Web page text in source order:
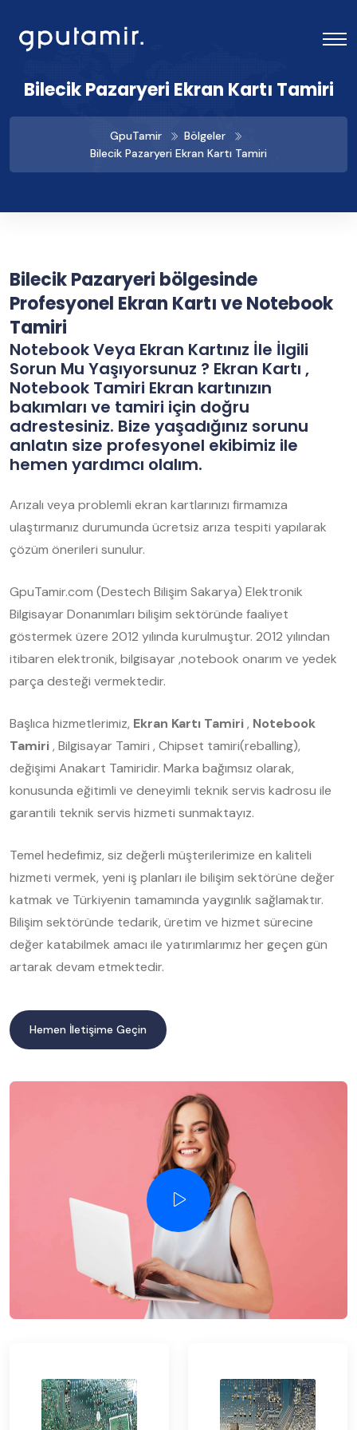
Bilecik Pazaryeri Ekran Kartı Tamiri
GpuTamir
Bölgeler
Bilecik Pazaryeri Ekran Kartı Tamiri
Bilecik Pazaryeri bölgesinde
Profesyonel Ekran Kartı ve Notebook
Tamiri
Notebook Veya Ekran Kartınız İle İlgili
Sorun Mu Yaşıyorsunuz ? Ekran Kartı ,
Notebook Tamiri Ekran kartınızın
bakımları ve tamiri için doğru
adrestesiniz. Bize yaşadığınız sorunu
anlatın size profesyonel ekibimiz ile
hemen yardımcı olalım.
Arızalı veya problemli ekran kartlarınızı firmamıza
ulaştırmanız durumunda ücretsiz arıza tespiti yapılarak
çözüm önerileri sunulur.
GpuTamir.com (Destech Bilişim Sakarya) Elektronik
Bilgisayar Donanımları bilişim sektöründe faaliyet
göstermek üzere 2012 yılında kurulmuştur. 2012 yılından
itibaren elektronik, bilgisayar ,notebook onarım ve yedek
parça desteği vermektedir.
Başlıca hizmetlerimiz, Ekran Kartı Tamiri, Notebook
Tamiri, Bilgisayar Tamiri , Chipset tamiri(reballing),
değişimi Anakart Tamiridir. Marka bağımsız olarak,
konusunda eğitimli ve deneyimli teknik servis kadrosu ile
garantili teknik servis hizmeti sunmaktayız.
Temel hedefimiz, siz değerli müşterilerimize en kaliteli
hizmeti vermek, yeni iş planları ile bilişim sektörüne değer
katmak ve Türkiyenin tamamında yaygınlık sağlamaktır.
Bilişim sektöründe tedarik, üretim ve hizmet sürecine
değer katabilmek amacı ile yatırımlarımız her geçen gün
artarak devam etmektedir.
Hemen İletişime Geçin